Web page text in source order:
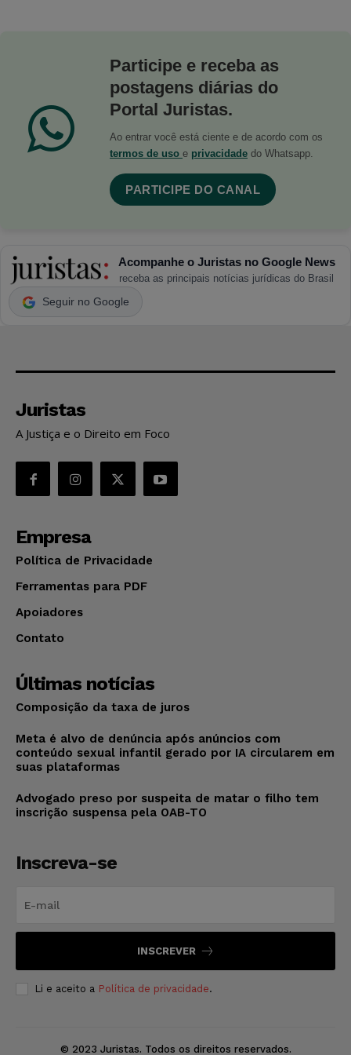
Participe e receba as
postagens diárias do
Portal Juristas.
Ao entrar você está ciente e de acordo com os
termos de uso e privacidade do Whatsapp.
PARTICIPE DO CANAL
Acompanhe o Juristas no Google News
receba as principais notícias jurídicas do Brasil
Seguir no Google
Juristas
A Justiça e o Direito em Foco
Empresa
Política de Privacidade
Ferramentas para PDF
Apoiadores
Contato
Últimas notícias
Composição da taxa de juros
Meta é alvo de denúncia após anúncios com
conteúdo sexual infantil gerado por IA circularem em
suas plataformas
Advogado preso por suspeita de matar o filho tem
inscrição suspensa pela OAB-TO
Inscreva-se
INSCREVER
Li e aceito a Política de privacidade.
© 2023 Juristas. Todos os direitos reservados.